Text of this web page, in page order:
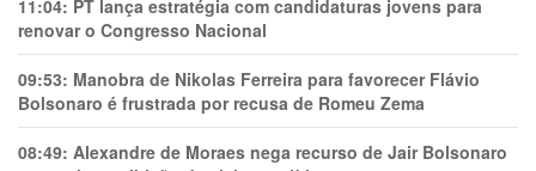
11:04: PT lança estratégia com candidaturas jovens para
renovar o Congresso Nacional
09:53: Manobra de Nikolas Ferreira para favorecer Flávio
Bolsonaro é frustrada por recusa de Romeu Zema
08:49: Alexandre de Moraes nega recurso de Jair Bolsonaro